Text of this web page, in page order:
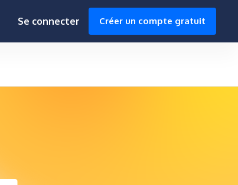
0h : 00m : 00s
Se connecter Créer un compte gratuit